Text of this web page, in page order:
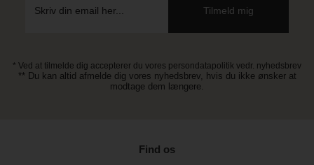
* Ved at tilmelde dig accepterer du vores persondatapolitik vedr. nyhedsbrev
** Du kan altid afmelde dig vores nyhedsbrev, hvis du ikke ønsker at
modtage dem længere.
Find os